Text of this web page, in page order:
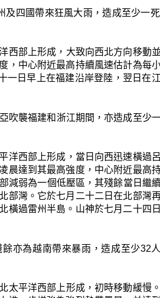
及四國帶來狂風大雨，造成至少一
西部上形成，大致向西北方向移動
，中心附近最高持續風速估計為每
一日早上在福建沿岸登陸，翌日在
吹襲福建和浙江期間，亦造成至少
洋西部上形成，當日向西迅速橫過
晨達到其最高強度，中心附近最高
減弱為一個低壓區，其殘餘當日繼
部灣。它於七月二十二日在北部灣
橫過雷州半島。山神於七月二十四
亦為越南帶來暴雨，造成至少32
太平洋西部上形成，初時移動緩慢